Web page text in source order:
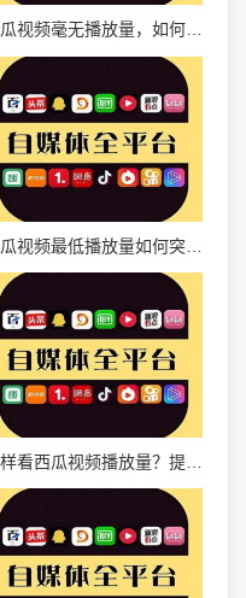
西瓜视频毫无播放量，如何破解流量困境？
西瓜视频最低播放量如何突破，轻松提升播放量的必备技巧
怎样看西瓜视频播放量？提升你的流量秘诀